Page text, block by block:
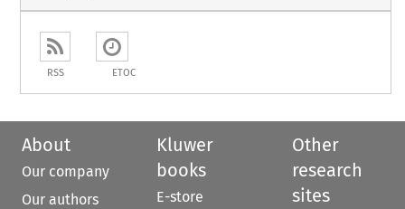
RSS ETOC
About
Our company
Our authors
Kluwer
books
E-store
Other
research
sites